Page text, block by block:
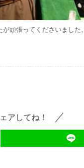
頑張ってくださいました。
アしてね！